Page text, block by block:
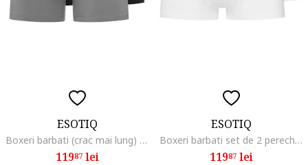
ESOTIQ
Boxeri barbati (crac mai lung) set de 2 perechi Negru, Gri Savior Homme, Negru
11987lei
ESOTIQ
Boxeri barbati set de 2 perechi, alb, Alb
11987lei